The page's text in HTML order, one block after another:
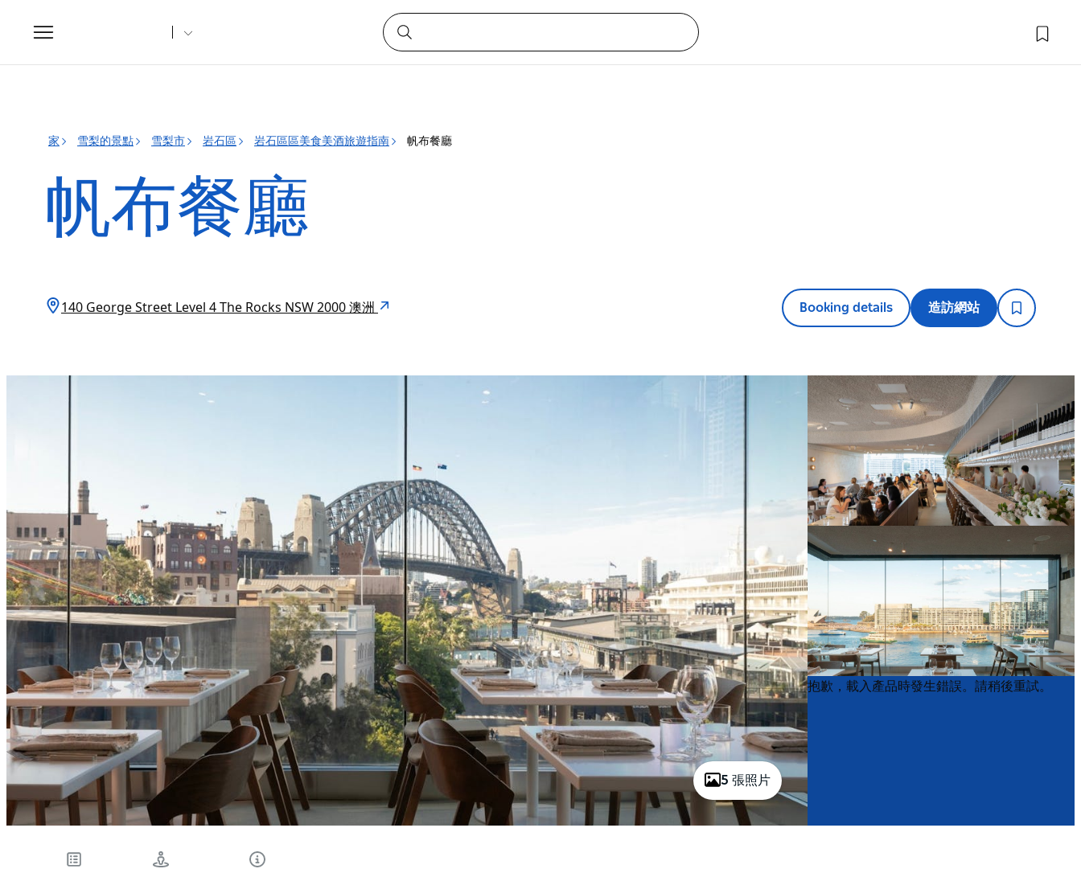
Toggle
navigation
家 雪梨的景點 雪梨市 岩石區 岩石區區美食美酒旅遊指南 帆布餐廳
帆布餐廳
140 George Street Level 4 The Rocks NSW 2000 澳洲 Booking details 造訪網站
5 張照片
Product
List
Product
List
抱歉，載入產品時發生錯誤。請稍後重試。